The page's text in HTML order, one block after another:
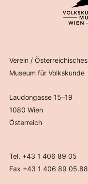
Verein / Österreichisches
Museum für Volkskunde
Laudongasse 15–19
1080 Wien
Österreich
Tel. +43 1 406 89 05
Fax +43 1 406 89 05.88